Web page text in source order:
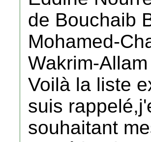
de Bouchaib
Mohamed-
Wakrim-
Voilà la liste
suis
souhaitant